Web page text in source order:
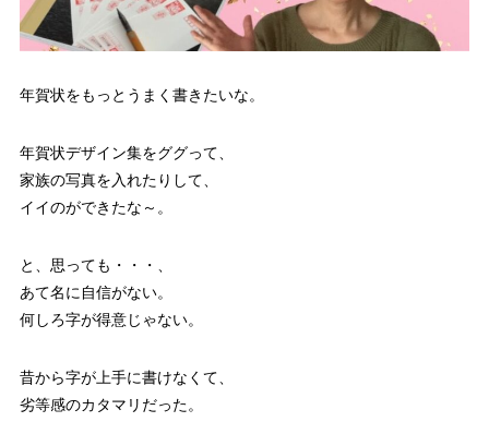
年賀状をもっとうまく書きたいな。
年賀状デザイン集をググって、
家族の写真を入れたりして、
イイのができたな～。
と、思っても・・・、
あて名に自信がない。
何しろ字が得意じゃない。
昔から字が上手に書けなくて、
劣等感のカタマリだった。